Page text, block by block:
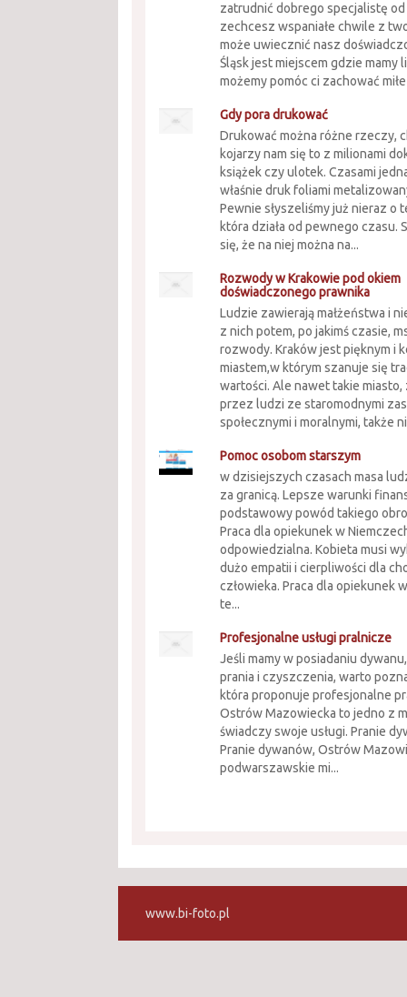
zatrudnić dobrego specjalistę
zechcesz wspaniałe chwile z
może uwiecznić nasz
Śląsk jest miejscem gdzie mamy
możemy pomóc ci zachować
Gdy pora drukować
Drukować można różne rzeczy,
kojarzy nam się to z milionami
książek czy ulotek. Czasami
właśnie druk foliami
Pewnie słyszeliśmy już nieraz o
która działa od pewnego czasu.
się, że na niej można na...
Rozwody w Krakowie pod okiem
doświadczonego prawnika
Ludzie zawierają małżeństwa i
z nich potem, po jakimś czasie,
rozwody. Kraków jest pięknym i
miastem,w którym szanuje się
wartości. Ale nawet takie
przez ludzi ze staromodnymi
społecznymi i moralnymi, także
Pomoc osobom starszym
w dzisiejszych czasach masa
za granicą. Lepsze warunki
podstawowy powód takiego
Praca dla opiekunek w
odpowiedzialna. Kobieta musi
dużo empatii i cierpliwości dla
człowieka. Praca dla opiekunek
te...
Profesjonalne usługi pralnicze
Jeśli mamy w posiadaniu
prania i czyszczenia, warto
która proponuje profesjonalne
Ostrów Mazowiecka to jedno z
świadczy swoje usługi. Pranie
Pranie dywanów, Ostrów
podwarszawskie mi...
www.bi-foto.pl